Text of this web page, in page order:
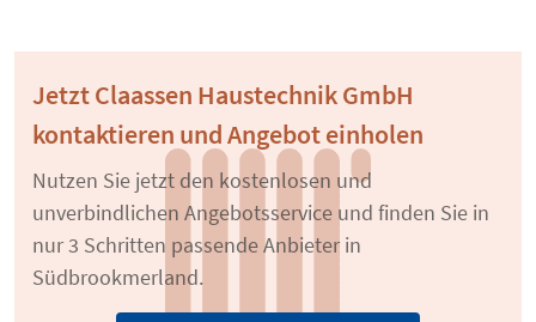
Jetzt Claassen Haustechnik GmbH
kontaktieren und Angebot einholen
Nutzen Sie jetzt den kostenlosen und
unverbindlichen Angebotsservice und finden Sie in
nur 3 Schritten passende Anbieter in
Südbrookmerland.